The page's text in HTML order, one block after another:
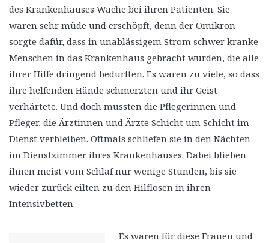
des Krankenhauses Wache bei ihren Patienten. Sie
waren sehr müde und erschöpft, denn der Omikron
sorgte dafür, dass in unablässigem Strom schwer kranke
Menschen in das Krankenhaus gebracht wurden, die alle
ihrer Hilfe dringend bedurften. Es waren zu viele, so dass
ihre helfenden Hände schmerzten und ihr Geist
verhärtete. Und doch mussten die Pflegerinnen und
Pfleger, die Ärztinnen und Ärzte Schicht um Schicht im
Dienst verbleiben. Oftmals schliefen sie in den Nächten
im Dienstzimmer ihres Krankenhauses. Dabei blieben
ihnen meist vom Schlaf nur wenige Stunden, bis sie
wieder zurück eilten zu den Hilflosen in ihren
Intensivbetten.
Es waren für diese Frauen und